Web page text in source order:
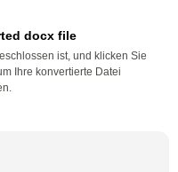
docx file
ist, und klicken Sie
Ihre konvertierte Datei